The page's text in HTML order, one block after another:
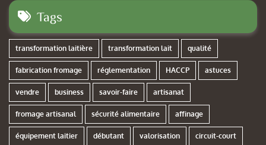
Tags
transformation laitière transformation lait qualité
fabrication fromage réglementation HACCP astuces
vendre business savoir-faire artisanat
fromage artisanal sécurité alimentaire affinage
équipement laitier débutant valorisation circuit-court